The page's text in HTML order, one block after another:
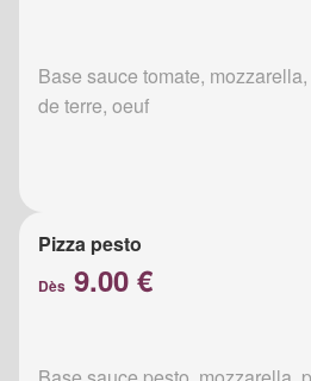
Base sauce tomate,
de terre, oeuf
Pizza pesto
Dès 9.00 €